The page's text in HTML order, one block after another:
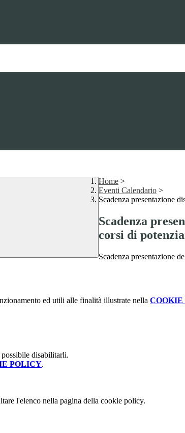
Home >
Eventi Calendario >
Scadenza presentazione
Scadenza
corsi di
Scadenza presentazione
ed utili alle finalità illustrate nella
disabilitarli.
POLICY.
l'elenco nella pagina della cookie policy.